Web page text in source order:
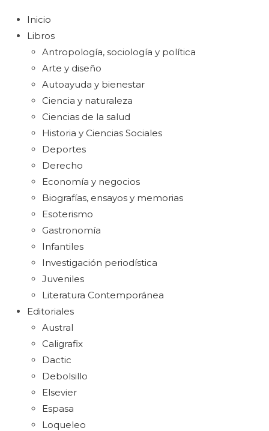
Inicio
Libros
Antropología, sociología y política
Arte y diseño
Autoayuda y bienestar
Ciencia y naturaleza
Ciencias de la salud
Historia y Ciencias Sociales
Deportes
Derecho
Economía y negocios
Biografías, ensayos y memorias
Esoterismo
Gastronomía
Infantiles
Investigación periodística
Juveniles
Literatura Contemporánea
Editoriales
Austral
Caligrafix
Dactic
Debolsillo
Elsevier
Espasa
Loqueleo